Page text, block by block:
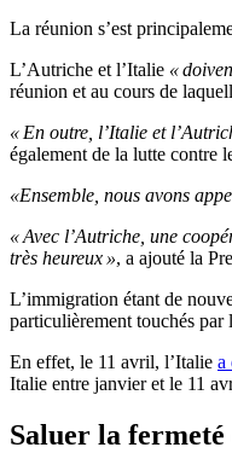
La réunion s’est
L’Autriche et l’Italie «
réunion et au cours de
« En outre, l’Italie et
également de la lutte contre
«Ensemble, nous avons
« Avec l’Autriche, une
très heureux », a ajouté la
L’immigration étant de
particulièrement touchés
En effet, le 11 avril, l’Italie a
Italie entre janvier et le 11
Saluer la fermeté